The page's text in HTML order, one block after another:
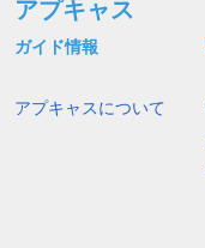
アプキャス
ガイド情報
アプキャスについて